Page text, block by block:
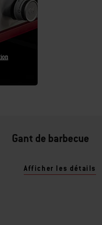
Gant de barbecue
Afficher les détails